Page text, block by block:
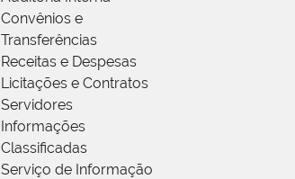
Convênios e
Transferências
Receitas e Despesas
Licitações e Contratos
Servidores
Informações
Classificadas
Serviço de Informação